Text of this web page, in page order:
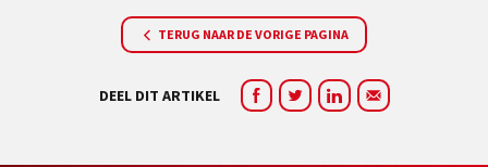
TERUG NAAR DE VORIGE PAGINA
DEEL DIT ARTIKEL